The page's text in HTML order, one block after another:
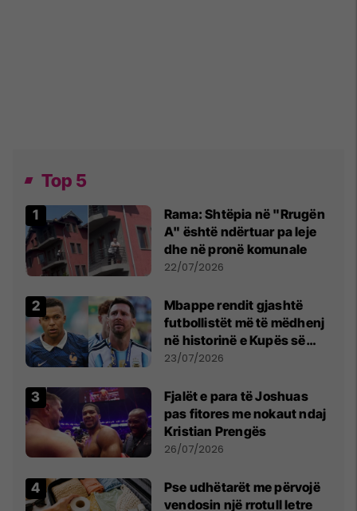
Top 5
Rama: Shtëpia në "Rrugën
A" është ndërtuar pa leje
dhe në pronë komunale
22/07/2026
Mbappe rendit gjashtë
futbollistët më të mëdhenj
në historinë e Kupës së
Botës, Messi mbetet i dyti
23/07/2026
Fjalët e para të Joshuas
pas fitores me nokaut ndaj
Kristian Prengës
26/07/2026
Pse udhëtarët me përvojë
vendosin një rrotull letre